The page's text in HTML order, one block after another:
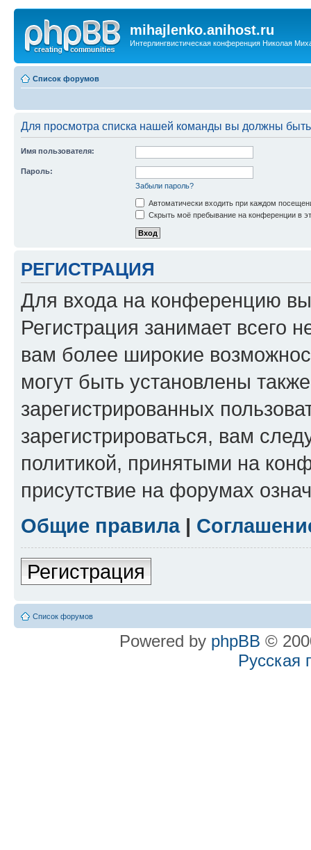
mihajlenko.anihost.ru
Интерлингвистическая конференция Николая
Список форумов
Для просмотра списка нашей команды вы должны
Имя пользователя:
Пароль:
Забыли пароль?
Автоматически входить при каждом
Скрыть моё пребывание на конференции в
РЕГИСТРАЦИЯ
Для входа на конференцию
Регистрация занимает всего
вам более широкие
могут быть установлены
зарегистрированных
зарегистрироваться, вам
политикой, принятыми на
присутствие на форумах
Общие правила|
Регистрация
Список форумов
Powered by phpBB ©
Русская